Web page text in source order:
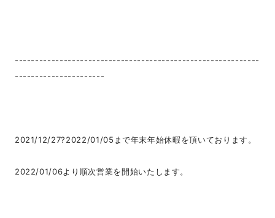
------------------------------------------------------------
----------------------
2021/12/27?2022/01/05まで年末年始休暇を頂いております。
2022/01/06より順次営業を開始いたします。